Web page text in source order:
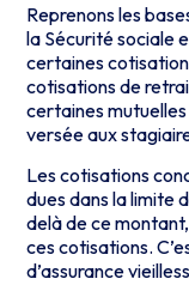
Reprenons les
la Sécurité sociale
certaines
cotisations de
certaines
versée aux
Les cotisations
dues dans la limite
delà de ce
ces cotisations.
d’assurance